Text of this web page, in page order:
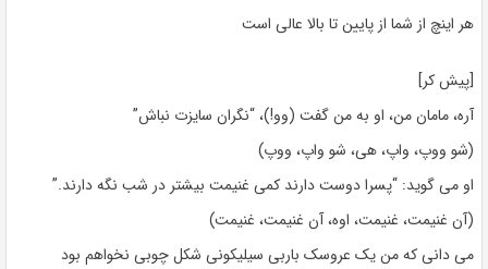
هر اینچ از شما از پایین تا بالا عالی است
[پیش کر]
آره، مامان من، او به من گفت (وو!)، “نگران سایزت نباش”
(شو ووپ، واپ، هی، شو واپ، ووپ)
او می گوید: “پسرا دوست دارند کمی غنیمت بیشتر در شب نگه دارند.”
(آن غنیمت، غنیمت، اوه، آن غنیمت، غنیمت)
می دانی که من یک عروسک باربی سیلیکونی شکل چوبی نخواهم بود